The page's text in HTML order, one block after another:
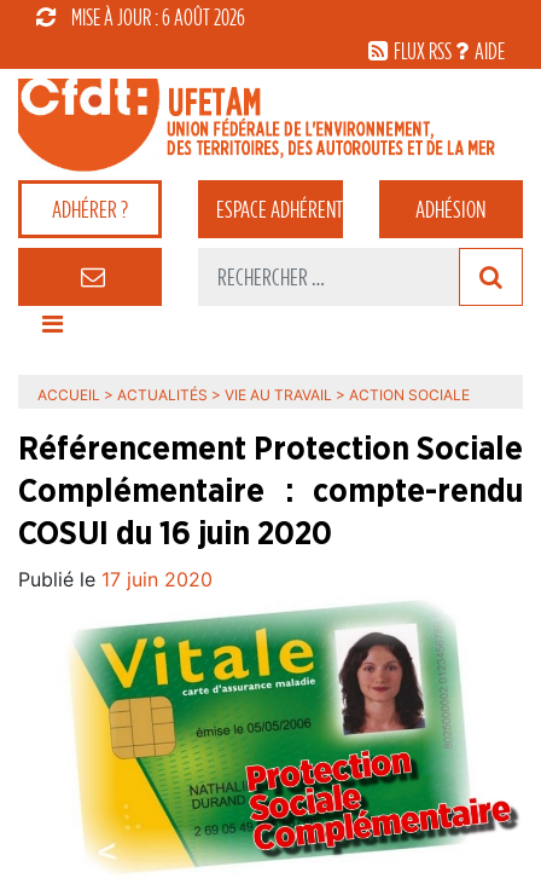
MISE À JOUR : 6 AOÛT 2026
FLUX RSS
AIDE
ADHÉRER ? ESPACEADHÉRENT ADHÉSION
ACCUEIL > ACTUALITÉS > VIE AU TRAVAIL > ACTION SOCIALE
Référencement Protection Sociale
Complémentaire : compte-rendu
COSUI du 16 juin 2020
Publié le 17 juin 2020